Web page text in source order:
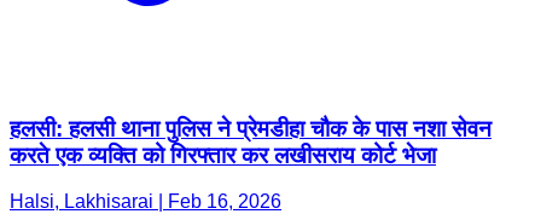
हलसी: हलसी थाना पुलिस ने प्रेमडीहा चौक के पास नशा सेवन
करते एक व्यक्ति को गिरफ्तार कर लखीसराय कोर्ट भेजा
Halsi, Lakhisarai | Feb 16, 2026